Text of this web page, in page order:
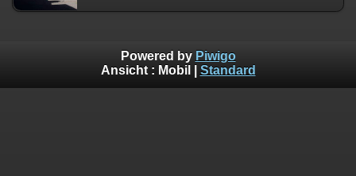
Powered by Piwigo
Ansicht : Mobil Standard